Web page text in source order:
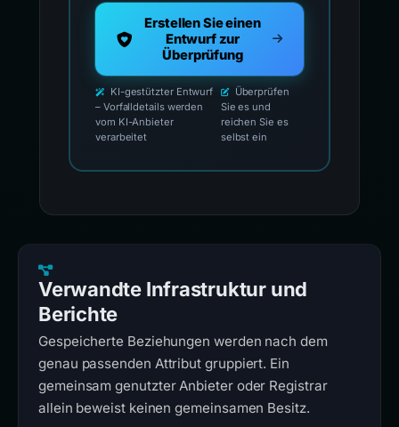
Erstellen Sie einen
Entwurf zur
Überprüfung
KI-gestützter Entwurf
– Vorfalldetails werden
vom KI-Anbieter
verarbeitet
Überprüfen
Sie es und
reichen Sie es
selbst ein
Verwandte Infrastruktur und
Berichte
Gespeicherte Beziehungen werden nach dem
genau passenden Attribut gruppiert. Ein
gemeinsam genutzter Anbieter oder Registrar
allein beweist keinen gemeinsamen Besitz.